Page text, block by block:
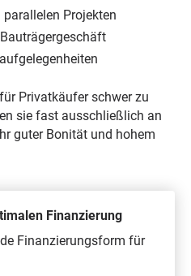
parallelen Projekten
Privatkäufer schwer zu
sie fast ausschließlich an
guter Bonität und hohem
Finanzierung
Finanzierungsform für